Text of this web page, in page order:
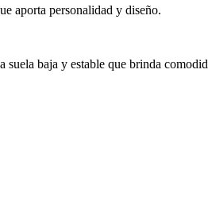
aporta personalidad y diseño.
baja y estable que brinda